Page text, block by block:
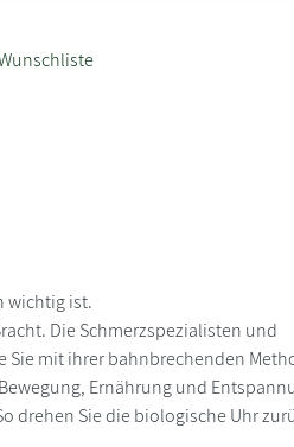
wichtig ist.
Die Schmerzspezialisten und
mit ihrer bahnbrechenden
Ernährung und
drehen Sie die biologische Uhr